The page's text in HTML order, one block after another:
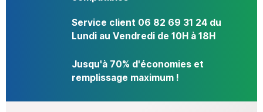
Service client 06 82 69 31 24 du
Lundi au Vendredi de 10H à 18H
Jusqu'à 70% d'économies et
remplissage maximum !